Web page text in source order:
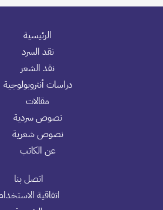
الرئيسية
نقد السرد
نقد الشعر
دراسات أنثروبولوجية
مقالات
نصوص سردية
نصوص شعرية
عن الكاتب
اتصل بنا
اتفاقية